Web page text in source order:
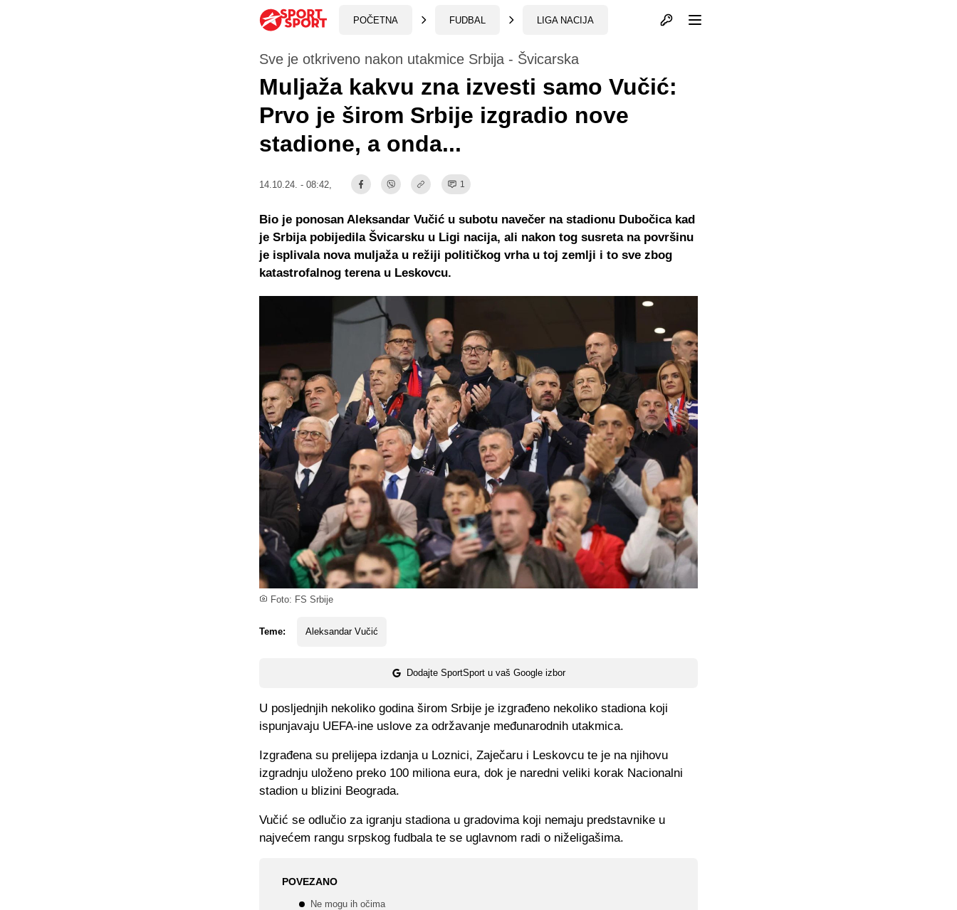
POČETNA FUDBAL LIGA NACIJA Otvori profil
Foto: FS Srbije
Sve je otkriveno nakon utakmice Srbija - Švicarska
Muljaža kakvu zna izvesti samo Vučić:
Prvo je širom Srbije izgradio nove
stadione, a onda...
14.10.24. - 08:42, 1
Teme: Aleksandar Vučić
Dodajte SportSport u vaš Google izbor
Bio je ponosan Aleksandar Vučić u subotu navečer na stadionu Dubočica kad
je Srbija pobijedila Švicarsku u Ligi nacija, ali nakon tog susreta na površinu
je isplivala nova muljaža u režiji političkog vrha u toj zemlji i to sve zbog
katastrofalnog terena u Leskovcu.
U posljednjih nekoliko godina širom Srbije je izgrađeno nekoliko stadiona koji
ispunjavaju UEFA-ine uslove za održavanje međunarodnih utakmica.
Izgrađena su prelijepa izdanja u Loznici, Zaječaru i Leskovcu te je na njihovu
izgradnju uloženo preko 100 miliona eura, dok je naredni veliki korak Nacionalni
stadion u blizini Beograda.
Vučić se odlučio za igranju stadiona u gradovima koji nemaju predstavnike u
najvećem rangu srpskog fudbala te se uglavnom radi o niželigašima.
POVEZANO
Ne mogu ih očima